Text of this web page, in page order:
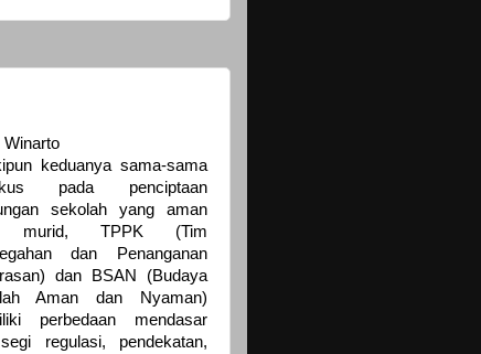
Winarto
keduanya sama-sama
pada penciptaan
sekolah yang aman
murid, TPPK (Tim
dan Penanganan
dan BSAN (Budaya
Aman dan Nyaman)
perbedaan mendasar
regulasi, pendekatan,